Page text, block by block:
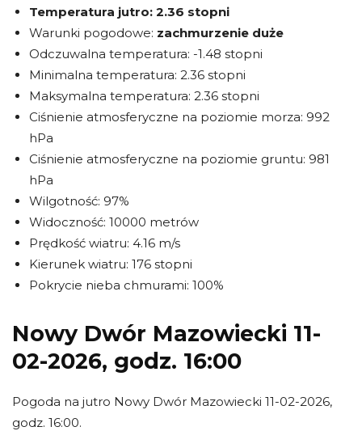
Temperatura jutro: 2.36 stopni
Warunki pogodowe: zachmurzenie duże
Odczuwalna temperatura: -1.48 stopni
Minimalna temperatura: 2.36 stopni
Maksymalna temperatura: 2.36 stopni
Ciśnienie atmosferyczne na poziomie morza: 992
hPa
Ciśnienie atmosferyczne na poziomie gruntu: 981
hPa
Wilgotność: 97%
Widoczność: 10000 metrów
Prędkość wiatru: 4.16 m/s
Kierunek wiatru: 176 stopni
Pokrycie nieba chmurami: 100%
Nowy Dwór Mazowiecki 11-
02-2026, godz. 16:00
Pogoda na jutro Nowy Dwór Mazowiecki 11-02-2026,
godz. 16:00.